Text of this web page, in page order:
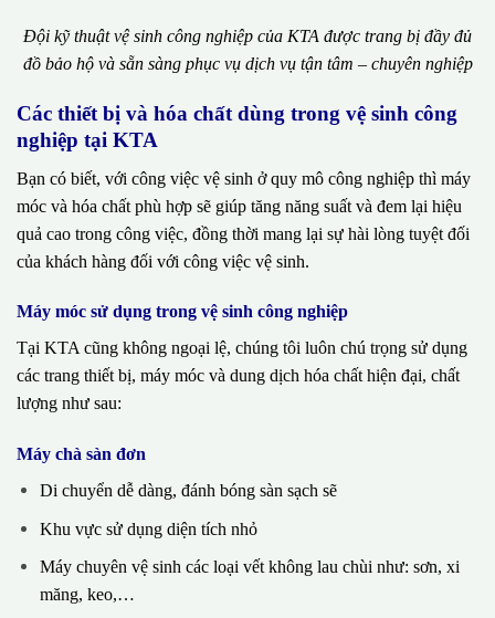
Đội kỹ thuật vệ sinh công nghiệp của KTA được trang bị đầy đủ
đồ bảo hộ và sẵn sàng phục vụ dịch vụ tận tâm – chuyên nghiệp
Các thiết bị và hóa chất dùng trong vệ sinh công
nghiệp tại KTA
Bạn có biết, với công việc vệ sinh ở quy mô công nghiệp thì máy
móc và hóa chất phù hợp sẽ giúp tăng năng suất và đem lại hiệu
quả cao trong công việc, đồng thời mang lại sự hài lòng tuyệt đối
của khách hàng đối với công việc vệ sinh.
Máy móc sử dụng trong vệ sinh công nghiệp
Tại KTA cũng không ngoại lệ, chúng tôi luôn chú trọng sử dụng
các trang thiết bị, máy móc và dung dịch hóa chất hiện đại, chất
lượng như sau:
Máy chà sàn đơn
Di chuyển dễ dàng, đánh bóng sàn sạch sẽ
Khu vực sử dụng diện tích nhỏ
Máy chuyên vệ sinh các loại vết không lau chùi như: sơn, xi
măng, keo,…